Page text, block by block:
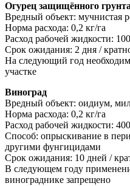
Огурец защищённого грунта
Вредный объект: мучнистая
Норма расхода: 0,2 кг/га
Расход рабочей жидкости:
Срок ожидания: 2 дня /
На следующий год
участке
Виноград
Вредный объект: оидиум,
Норма расхода: 0,2 кг/га
Расход рабочей жидкости:
Способ: опрыскивание в
другими фунгицидами
Срок ожидания: 10 дней /
В следующем году
винограднике запрещено